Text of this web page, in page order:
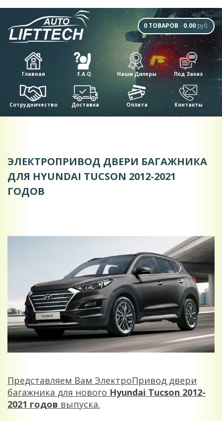
0 ТОВАРОВ - 0.00 руб.
Главная F.A.Q. Наши Дилеры Под Заказ
Сотрудничество Доставка Оплата Контакты
ЭЛЕКТРОПРИВОД ДВЕРИ БАГАЖНИКА
ДЛЯ HYUNDAI TUCSON 2012-2021
ГОДОВ
Представляем Вам ЭлектроПривод двери
багажника для нового Hyundai Tucson 2012-
2021 годов выпуска.